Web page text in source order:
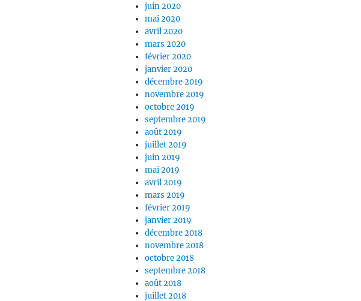
juin 2020
mai 2020
avril 2020
mars 2020
février 2020
janvier 2020
décembre 2019
novembre 2019
octobre 2019
septembre 2019
août 2019
juillet 2019
juin 2019
mai 2019
avril 2019
mars 2019
février 2019
janvier 2019
décembre 2018
novembre 2018
octobre 2018
septembre 2018
août 2018
juillet 2018